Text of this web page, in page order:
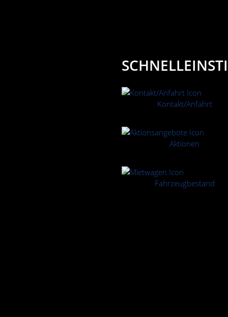
Kontakt/Anfahrt
Aktionen
Fahrzeugbestand